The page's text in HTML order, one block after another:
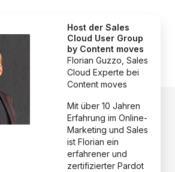
Host der Sales
Cloud User Group
by Content moves
Florian Guzzo, Sales
Cloud Experte bei
Content moves​
Mit über 10 Jahren
Erfahrung im Online-
Marketing und Sales
ist Florian ein
erfahrener und
zertifizierter Pardot